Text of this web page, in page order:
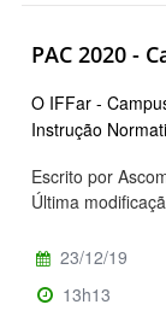
PAC 2020 -
O IFFar -
Instrução
Escrito por
Última
23/12/19
13h13